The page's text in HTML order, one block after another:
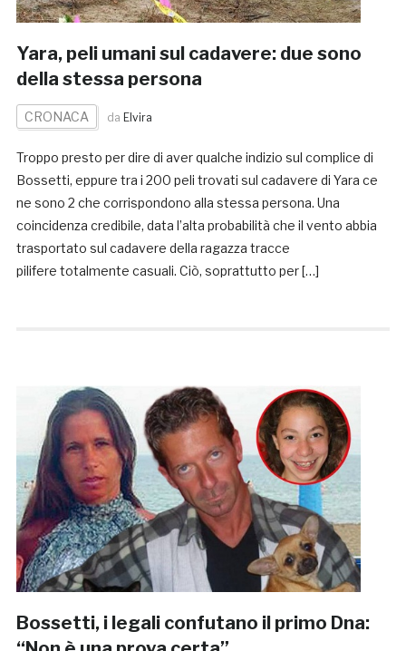
Yara, peli umani sul cadavere: due sono
della stessa persona
CRONACA da Elvira
Troppo presto per dire di aver qualche indizio sul complice di
Bossetti, eppure tra i 200 peli trovati sul cadavere di Yara ce
ne sono 2 che corrispondono alla stessa persona. Una
coincidenza credibile, data l’alta probabilità che il vento abbia
trasportato sul cadavere della ragazza tracce
pilifere totalmente casuali. Ciò, soprattutto per […]
Bossetti, i legali confutano il primo Dna: